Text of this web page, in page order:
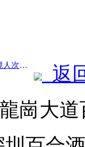
前一篇：深圳機場口岸今年出入境人次突破300萬，創歷史同期新高
返
崗大